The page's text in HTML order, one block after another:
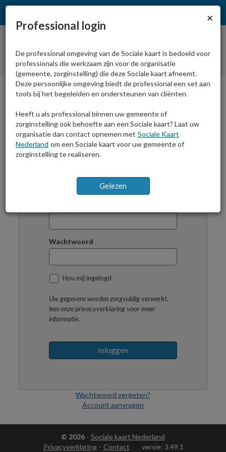
Home Inloggen
Professional login
Wachtwoord
Hou mij ingelogd
Uw gegevens worden zorgvuldig verwerkt,
lees onze privacyverklaring voor meer
informatie.
Inloggen
Wachtwoord vergeten?
Account aanvragen
×
Professional login
De professional omgeving van de Sociale kaart is bedoeld voor
professionals die werkzaam zijn voor de organisatie
(gemeente, zorginstelling) die deze Sociale kaart afneemt.
Deze persoonlijke omgeving biedt de professional een set aan
tools bij het begeleiden en ondersteunen van cliënten.
Heeft u als professional binnen uw gemeente of
zorginstelling ook behoefte aan een Sociale kaart? Laat uw
organisatie dan contact opnemen met Sociale Kaart
Nederland om een Sociale kaart voor uw gemeente of
zorginstelling te realiseren.
© 2026- Sociale kaart Nederland
Privacyverklaring - Contact versie: 3.49.1